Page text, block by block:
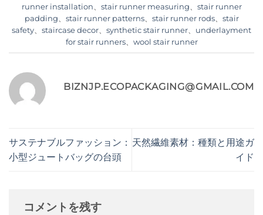
runner installation
stair runner measuring
stair runner
padding
stair runner patterns、 stair runner rods、 stair
safety
staircase decor synthetic stair runner
underlayment
for stair runners、 wool stair runner
BIZNJP.ECOPACKAGING@GMAIL.COM
サステナブルファッション：
小型ジュートバッグの台頭
天然繊維素材：種類と用途ガ
イド
コメントを残す